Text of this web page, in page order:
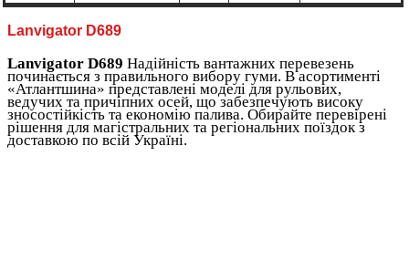
Lanvigator D689
Lanvigator D689 Надійність вантажних перевезень
починається з правильного вибору гуми. В асортименті
«Атлантшина» представлені моделі для рульових,
ведучих та причіпних осей, що забезпечують високу
зносостійкість та економію палива. Обирайте перевірені
рішення для магістральних та регіональних поїздок з
доставкою по всій Україні.